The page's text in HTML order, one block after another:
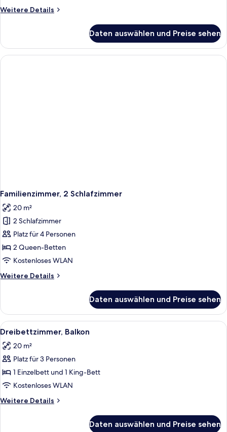
Weitere Details
Weitere
Suite
Daten auswählen und Preise sehen
Familienzimmer, 2 Schlafzimmer
20 m²
2 Schlafzimmer
Platz für 4 Personen
2 Queen-Betten
Kostenloses WLAN
Weitere Details
Weitere
2 Schlafzimmer
Daten auswählen und Preise sehen
Alle
Fotos
für
Dreibettzimmer,
Balkon
anzeigen
Ein Schlafzimmer mit Bett,
5
Dreibettzimmer, Balkon
20 m²
Platz für 3 Personen
1 Einzelbett und 1 King-Bett
Kostenloses WLAN
Weitere Details
Weitere
Daten auswählen und Preise sehen